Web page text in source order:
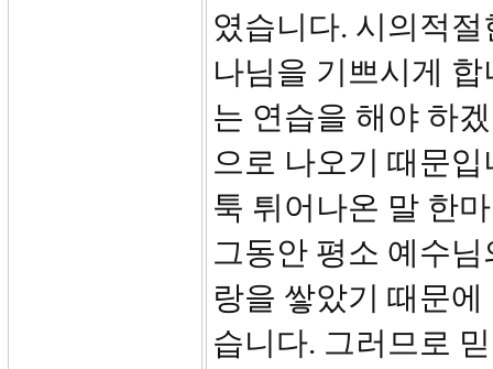
였습니다. 시의적
나님을 기쁘시게
는 연습을 해야 하
으로 나오기 때문
툭 튀어나온 말 한
그동안 평소 예수
랑을 쌓았기 때문
습니다. 그러므로